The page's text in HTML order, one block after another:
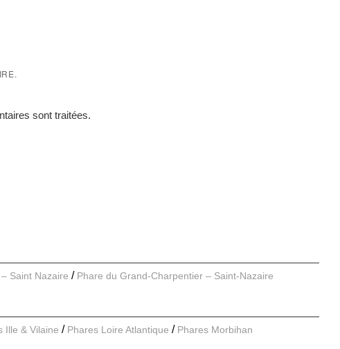
sont traitées.
Saint Nazaire Phare du Grand-Charpentier – Saint-Nazaire
Ille & Vilaine Phares Loire Atlantique Phares Morbihan